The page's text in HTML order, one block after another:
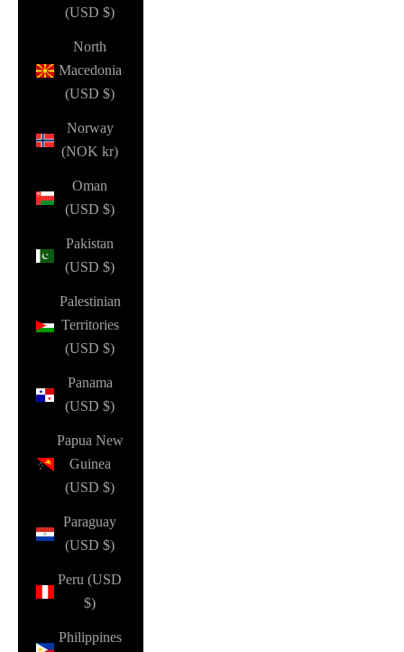
(USD $)
North
Macedonia
(USD $)
Norway
(NOK kr)
Oman
(USD $)
Pakistan
(USD $)
Palestinian
Territories
(USD $)
Panama
(USD $)
Papua New
Guinea
(USD $)
Paraguay
(USD $)
Peru (USD
$)
Philippines